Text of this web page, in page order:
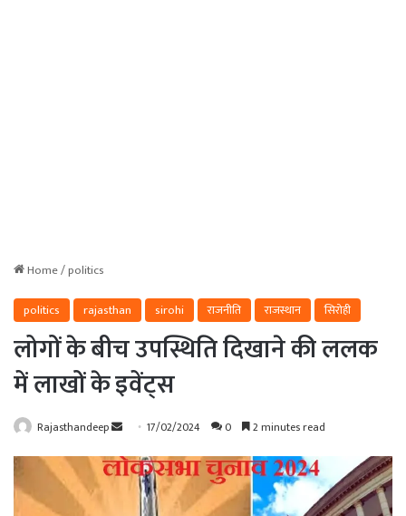
Home/politics
politics
rajasthan sirohi राजनीति राजस्थान सिरोही
लोगों के बीच उपस्थिति दिखाने की ललक
में लाखों के इवेंट्स
Rajasthandeep
Send
email
17/02/2024 0 2 minutes read